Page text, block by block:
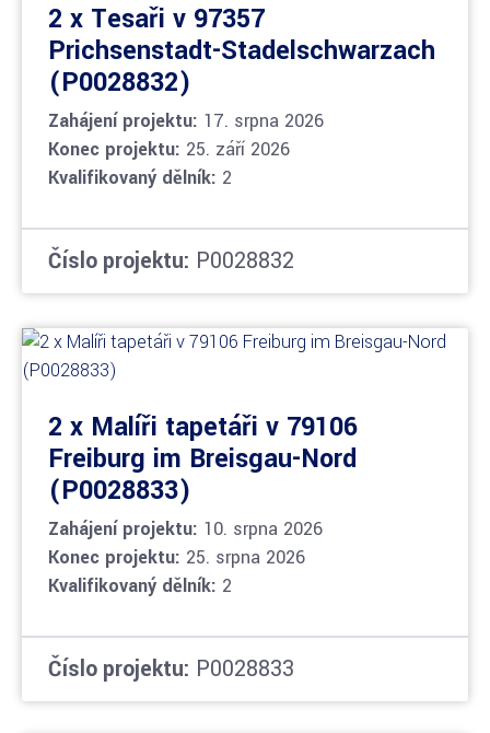
2 x Tesaři v 97357
Prichsenstadt-Stadelschwarzach
(P0028832)
Zahájení projektu: 17. srpna 2026
Konec projektu: 25. září 2026
Kvalifikovaný dělník: 2
Číslo projektu: P0028832
2 x Malíři tapetáři v 79106
Freiburg im Breisgau-Nord
(P0028833)
Zahájení projektu: 10. srpna 2026
Konec projektu: 25. srpna 2026
Kvalifikovaný dělník: 2
Číslo projektu: P0028833